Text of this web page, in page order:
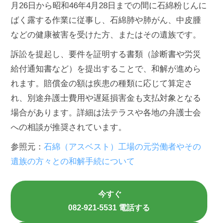
月26日から昭和46年4月28日までの間に石綿粉じんに
ばく露する作業に従事し、石綿肺や肺がん、中皮腫
などの健康被害を受けた方、またはその遺族です。
訴訟を提起し、要件を証明する書類（診断書や労災
給付通知書など）を提出することで、和解が進めら
れます。賠償金の額は疾患の種類に応じて算定さ
れ、別途弁護士費用や遅延損害金も支払対象となる
場合があります。詳細は法テラスや各地の弁護士会
への相談が推奨されています。
参照元： 石綿（アスベスト）工場の元労働者やその
遺族の方々との和解手続について
今すぐ
082-921-5531 電話する